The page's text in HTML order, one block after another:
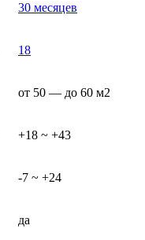
30 месяцев
18
от 50 — до 60 м2
+18 ~ +43
-7 ~ +24
да